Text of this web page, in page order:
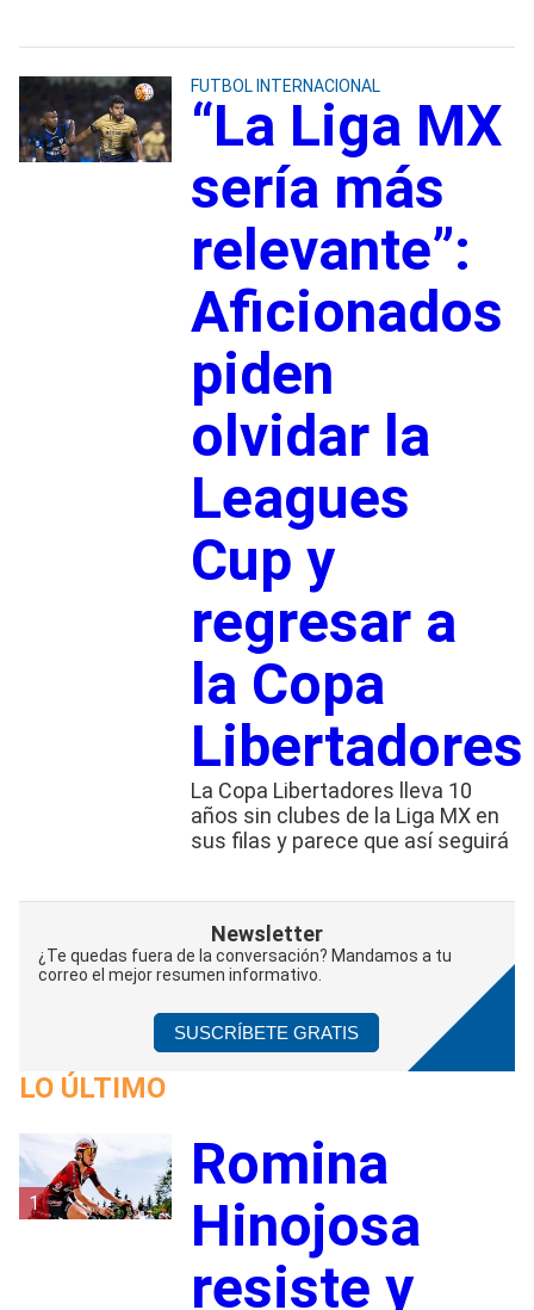
FUTBOL INTERNACIONAL
“La Liga MX
sería más
relevante”:
Aficionados
piden
olvidar la
Leagues
Cup y
regresar a
la Copa
Libertadores
La Copa Libertadores lleva 10
años sin clubes de la Liga MX en
sus filas y parece que así seguirá
Newsletter
¿Te quedas fuera de la conversación? Mandamos a tu
correo el mejor resumen informativo.
SUSCRÍBETE GRATIS
LO ÚLTIMO
1
Romina
Hinojosa
resiste y